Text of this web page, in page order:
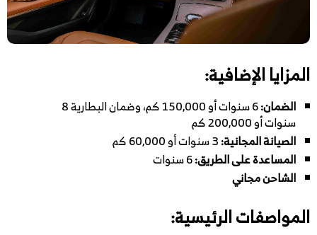
المزايا الإضافية:
الضمان:
6 سنوات أو 150,000 كم، وضمان البطارية 8
سنوات أو 200,000 كم
الصيانة المجانية:
المساعدة على الطريق:
الشاحن مجاني
المواصفات الرئيسية: